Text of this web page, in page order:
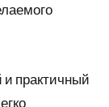
и практичный